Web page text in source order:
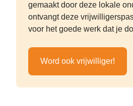
gemaakt door deze lokale
ontvangt deze
voor het goede werk dat je
Word ook vrijwilliger!